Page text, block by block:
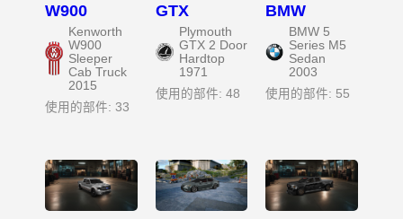
W900
Kenworth
W900
Sleeper
Cab Truck
2015
使用的部件: 33
GTX
Plymouth
GTX 2 Door
Hardtop
1971
使用的部件: 48
BMW
BMW 5
Series M5
Sedan
2003
使用的部件: 55